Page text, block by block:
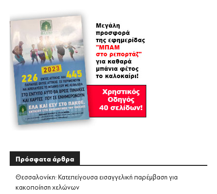
Πρόσφατα άρθρα
Θεσσαλονίκη: Κατεπείγουσα εισαγγελική παρέμβαση για
κακοποίηση χελώνων